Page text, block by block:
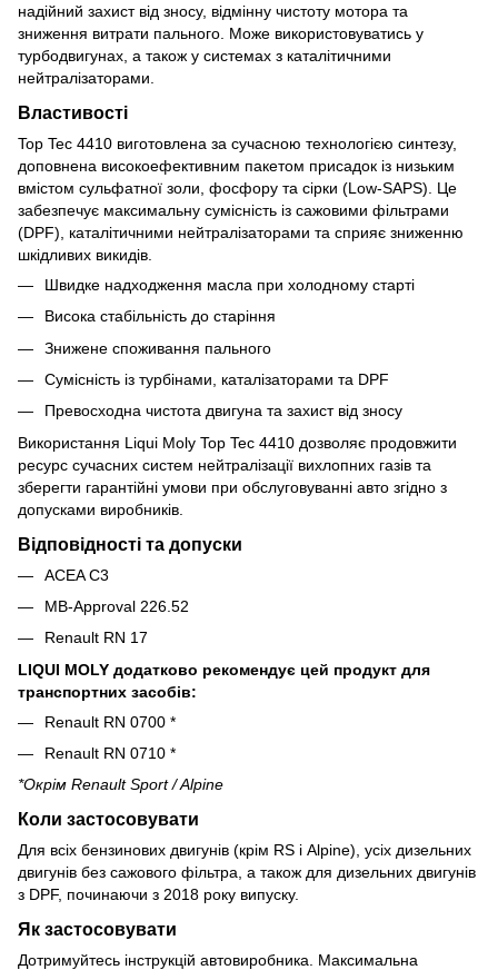
надійний захист від зносу, відмінну чистоту мотора та
зниження витрати пального. Може використовуватись у
турбодвигунах, а також у системах з каталітичними
нейтралізаторами.
Властивості
Top Tec 4410 виготовлена за сучасною технологією синтезу,
доповнена високоефективним пакетом присадок із низьким
вмістом сульфатної золи, фосфору та сірки (Low-SAPS). Це
забезпечує максимальну сумісність із сажовими фільтрами
(DPF), каталітичними нейтралізаторами та сприяє зниженню
шкідливих викидів.
Швидке надходження масла при холодному старті
Висока стабільність до старіння
Знижене споживання пального
Сумісність із турбінами, каталізаторами та DPF
Превосходна чистота двигуна та захист від зносу
Використання Liqui Moly Top Tec 4410 дозволяє продовжити
ресурс сучасних систем нейтралізації вихлопних газів та
зберегти гарантійні умови при обслуговуванні авто згідно з
допусками виробників.
Відповідності та допуски
ACEA C3
MB-Approval 226.52
Renault RN 17
LIQUI MOLY додатково рекомендує цей продукт для
транспортних засобів:
Renault RN 0700 *
Renault RN 0710 *
*Окрім Renault Sport / Alpine
Коли застосовувати
Для всіх бензинових двигунів (крім RS і Alpine), усіх дизельних
двигунів без сажового фільтра, а також для дизельних двигунів
з DPF, починаючи з 2018 року випуску.
Як застосовувати
Дотримуйтесь інструкцій автовиробника. Максимальна